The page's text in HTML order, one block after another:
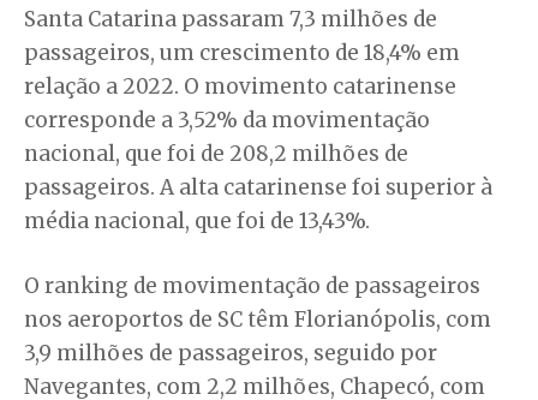
Santa Catarina passaram 7,3 milhões de
passageiros, um crescimento de 18,4% em
relação a 2022. O movimento catarinense
corresponde a 3,52% da movimentação
nacional, que foi de 208,2 milhões de
passageiros. A alta catarinense foi superior à
média nacional, que foi de 13,43%.
O ranking de movimentação de passageiros
nos aeroportos de SC têm Florianópolis, com
3,9 milhões de passageiros, seguido por
Navegantes, com 2,2 milhões, Chapecó, com